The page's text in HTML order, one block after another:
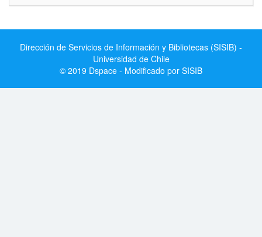
Dirección de Servicios de Información y Bibliotecas (SISIB) -
Universidad de Chile
© 2019 Dspace - Modificado por SISIB